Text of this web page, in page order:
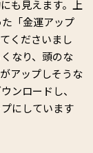
も見えます。上
「金運アップ
くださいまし
なり、頭のな
アップしそうな
ンロードし、
にしています